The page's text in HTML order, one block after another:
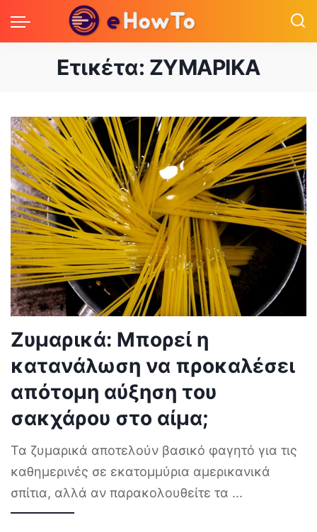
Ετικέτα: ΖΥΜΑΡΙΚΑ
Ζυμαρικά: Μπορεί η
κατανάλωση να προκαλέσει
απότομη αύξηση του
σακχάρου στο αίμα;
Τα ζυμαρικά αποτελούν βασικό φαγητό για τις
καθημερινές σε εκατομμύρια αμερικανικά
σπίτια, αλλά αν παρακολουθείτε τα ...